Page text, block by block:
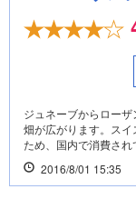
ジュネーブからロー
畑が広がります。ス
ため、国内で消費され
2016/8/01 15:35